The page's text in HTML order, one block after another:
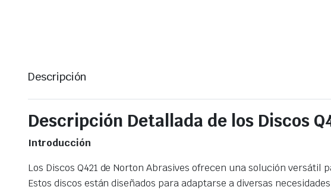
Descripción
Descripción Detallada de los Discos
Introducción
Los Discos Q421 de Norton Abrasives ofrecen una solución
Estos discos están diseñados para adaptarse a diversas